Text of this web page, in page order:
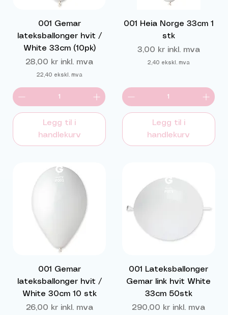
001 Gemar
lateksballonger hvit /
White 33cm (10pk)
Pris
28,00 kr inkl. mva
22,40 ekskl. mva
Legg til i
handlekurv
001 Heia Norge 33cm 1
stk
Pris
3,00 kr inkl. mva
2,40 ekskl. mva
Legg til i
handlekurv
001 Gemar
lateksballonger hvit /
White 30cm 10 stk
Pris
26,00 kr inkl. mva
001 Lateksballonger
Gemar link hvit White
33cm 50stk
Pris
290,00 kr inkl. mva